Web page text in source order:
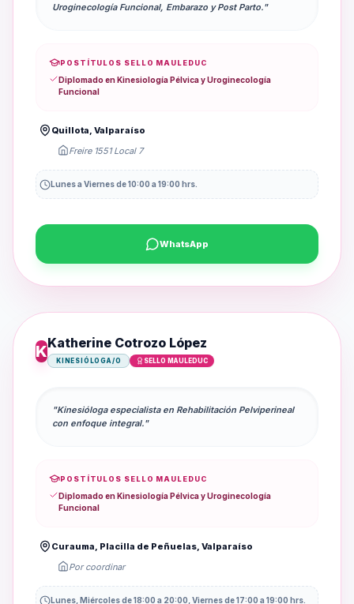
Uroginecología Funcional, Embarazo y Post Parto."
POSTÍTULOS SELLO MAULEDUC
Diplomado en Kinesiología Pélvica y Uroginecología
Funcional
Quillota, Valparaíso
Freire 1551 Local 7
Lunes a Viernes de 10:00 a 19:00 hrs.
WhatsApp
KKatherine Cotrozo López
KINESIÓLOGA/O SELLO MAULEDUC
"Kinesióloga especialista en Rehabilitación Pelviperineal
con enfoque integral."
POSTÍTULOS SELLO MAULEDUC
Diplomado en Kinesiología Pélvica y Uroginecología
Funcional
Curauma, Placilla de Peñuelas, Valparaíso
Por coordinar
Lunes, Miércoles de 18:00 a 20:00, Viernes de 17:00 a 19:00 hrs.